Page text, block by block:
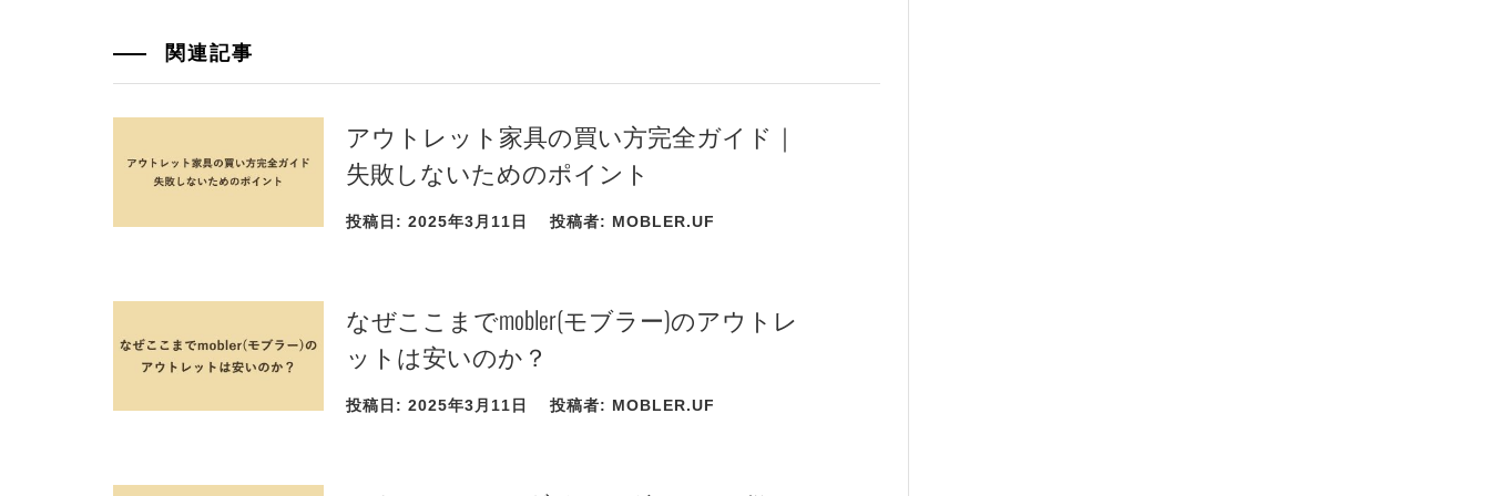
関連記事
アウトレット家具の買い方完全ガイド｜
失敗しないためのポイント
投稿日: 2025年3月11日 投稿者: MOBLER.UF
なぜここまでmobler(モブラー)のアウトレ
ットは安いのか？
投稿日: 2025年3月11日 投稿者: MOBLER.UF